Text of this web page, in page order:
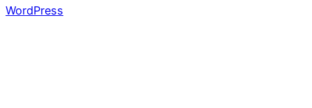
WordPress